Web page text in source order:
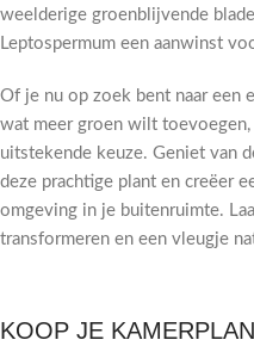
weelderige groenblijvende
Leptospermum een aanwinst
Of je nu op zoek bent naar een
wat meer groen wilt toevoegen,
uitstekende keuze. Geniet van
deze prachtige plant en creëer
omgeving in je buitenruimte.
transformeren en een vleugje
KOOP JE